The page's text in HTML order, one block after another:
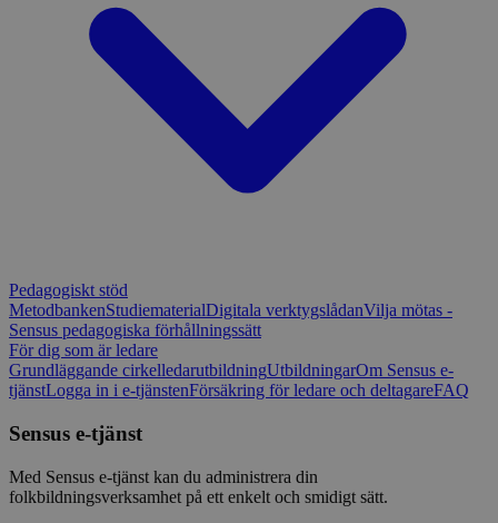
Pedagogiskt stöd
MetodbankenStudiematerialDigitala verktygslådanVilja mötas -
Sensus pedagogiska förhållningssätt
För dig som är ledare
Grundläggande cirkelledarutbildningUtbildningarOm Sensus e-
tjänstLogga in i e-tjänstenFörsäkring för ledare och deltagareFAQ
Sensus e-tjänst
Med Sensus e-tjänst kan du administrera din
folkbildningsverksamhet på ett enkelt och smidigt sätt.